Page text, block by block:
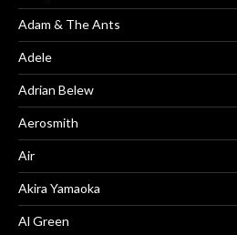
Adam & The Ants
Adele
Adrian Belew
Aerosmith
Air
Akira Yamaoka
Al Green